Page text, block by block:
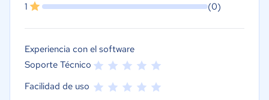
1
(0)
Experiencia con el software
Soporte Técnico
Facilidad de uso